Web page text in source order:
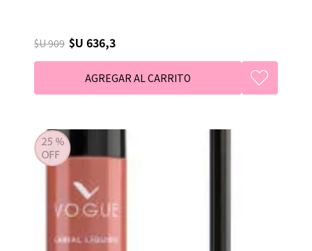
$U 909 $U 636,3